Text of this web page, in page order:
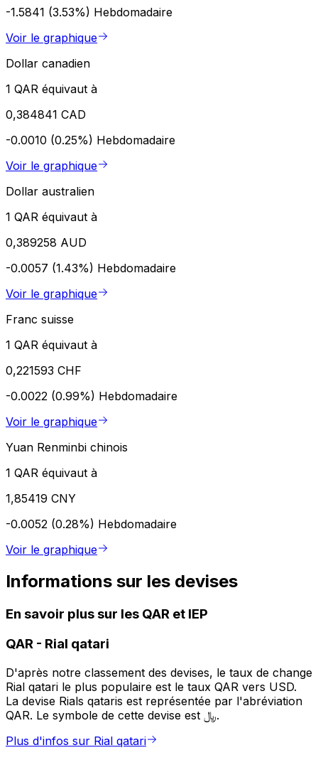
-1.5841 (3.53%) Hebdomadaire
Voir le graphique
Dollar canadien
1 QAR équivaut à
0,384841 CAD
-0.0010 (0.25%) Hebdomadaire
Voir le graphique
Dollar australien
1 QAR équivaut à
0,389258 AUD
-0.0057 (1.43%) Hebdomadaire
Voir le graphique
Franc suisse
1 QAR équivaut à
0,221593 CHF
-0.0022 (0.99%) Hebdomadaire
Voir le graphique
Yuan Renminbi chinois
1 QAR équivaut à
1,85419 CNY
-0.0052 (0.28%) Hebdomadaire
Voir le graphique
Informations sur les devises
En savoir plus sur les QAR et IEP
QAR - Rial qatari
D'après notre classement des devises, le taux de change
Rial qatari le plus populaire est le taux QAR vers USD.
La devise Rials qataris est représentée par l'abréviation
QAR. Le symbole de cette devise est ﷼.
Plus d'infos sur Rial qatari